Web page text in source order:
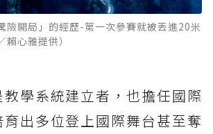
險開局」的經歷-第一次參賽就被丟進20米
心雅提供）
學系統建立者，也擔任國際
出多位登上國際舞台甚至奪